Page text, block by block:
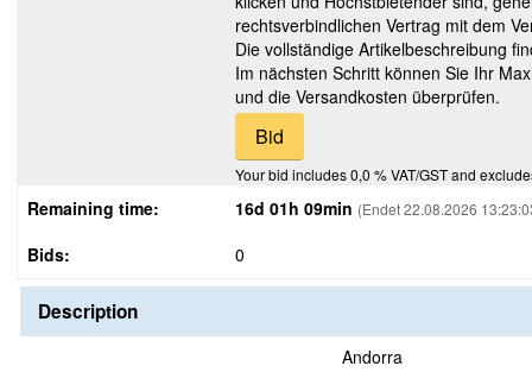
rechtsverbindlichen Vertrag mit dem
Die vollständige Artikelbeschreibung
Im nächsten Schritt können Sie Ihr
und die Versandkosten überprüfen.
Your bid includes 0,0 % VAT/GST and
Remaining time: 16d 01h 09min (Endet 22.08.2026
Bids: 0
Description
Andorra